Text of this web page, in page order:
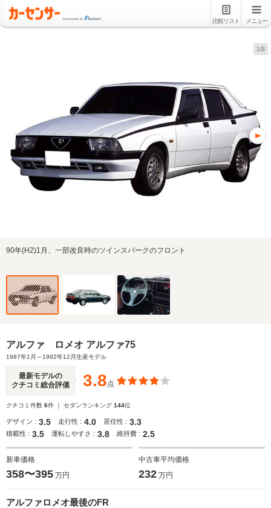
比較リスト メニュー
1/3
90年(H2)1月、一部改良時のツインスパークのフロント
アルファ ロメオ アルファ75
1987年1月～1992年12月生産モデル
最新モデルの
クチコミ総合評価
3.8点
クチコミ件数 6件 ｜ セダンランキング 144位
デザイン : 3.5 走行性 : 4.0 居住性 : 3.3
積載性 : 3.5 運転しやすさ : 3.8 維持費 : 2.5
新車価格
358〜395 万円
中古車平均価格
232 万円
アルファロメオ最後のFR